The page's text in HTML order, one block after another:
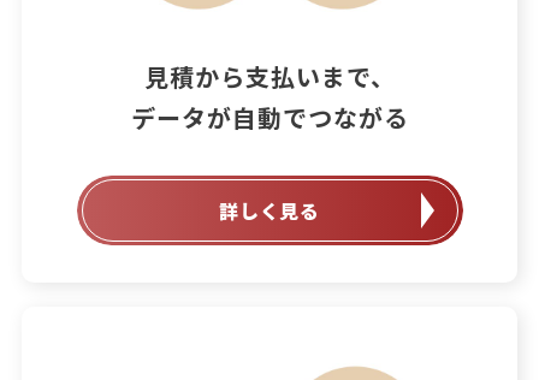
見積から支払いまで、
データが自動でつながる
詳しく見る